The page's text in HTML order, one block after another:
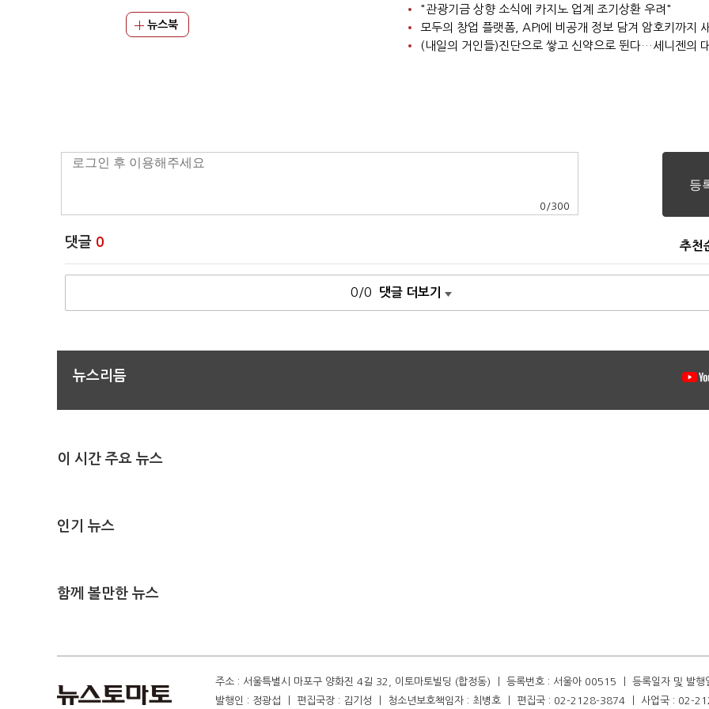
뉴스북
"관광기금 상향 소식에 카지노 업계 조기상환 우려"
모두의 창업 플랫폼, API에 비공개 정보 담겨 암호키까지
(내일의 거인들)진단으로 쌓고 신약으로 뛴다…세니젠의
0 /300
댓글 0 추천
0/0 댓글 더보기
뉴스리듬
이 시간 주요 뉴스
인기 뉴스
함께 볼만한 뉴스
주소 : 서울특별시 마포구 양화진 4길 32, 이토마토빌딩 (합정동) ㅣ 등록번호 : 서울아 00515 ㅣ 등록일자 및 발
발행인 : 정광섭 ㅣ 편집국장 : 김기성 ㅣ 청소년보호책임자 : 최병호 ㅣ 편집국 : 02-2128-3874 ㅣ 사업국 : 02-